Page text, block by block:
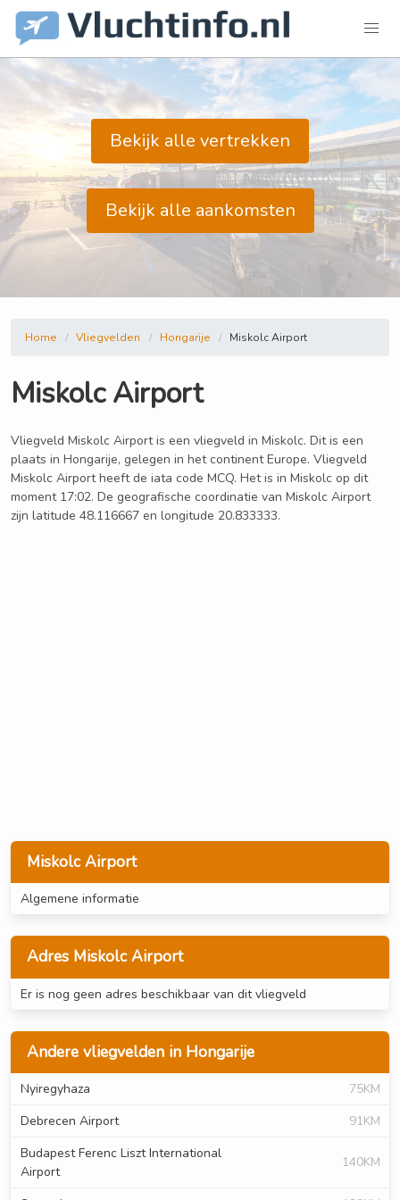
Bekijk alle vertrekken
Bekijk alle aankomsten
Miskolc Airport
Algemene informatie
Adres Miskolc Airport
Er is nog geen adres beschikbaar van dit vliegveld
Andere vliegvelden in Hongarije
Nyiregyhaza
75KM
Debrecen Airport
91KM
Budapest Ferenc Liszt International
Airport
140KM
Home Vliegvelden Hongarije Miskolc Airport
Miskolc Airport
Vliegveld Miskolc Airport is een vliegveld in Miskolc. Dit is een
plaats in Hongarije, gelegen in het continent Europe. Vliegveld
Miskolc Airport heeft de iata code MCQ. Het is in Miskolc op dit
moment 17:02. De geografische coordinatie van Miskolc Airport
zijn latitude 48.116667 en longitude 20.833333.